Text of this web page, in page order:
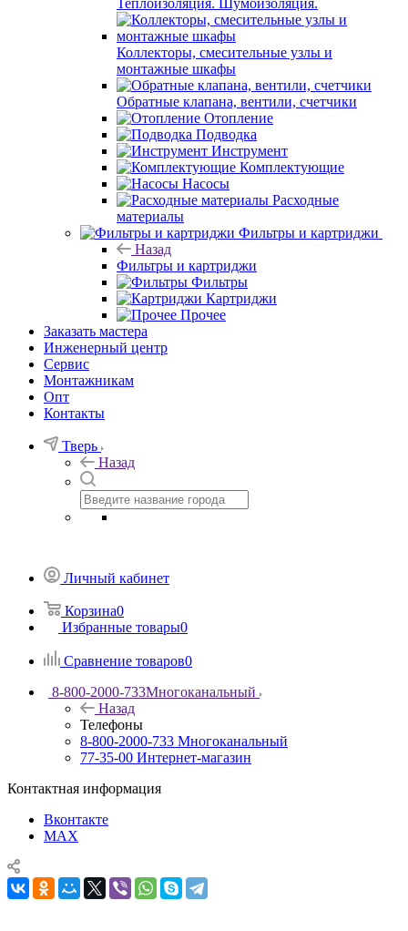
Теплоизоляция. Шумоизоляция.
Коллекторы, смесительные узлы и
монтажные шкафы
Обратные клапана, вентили, счетчики
Отопление
Подводка
Инструмент
Комплектующие
Насосы
Расходные
материалы
Фильтры и картриджи
Назад
Фильтры и картриджи
Фильтры
Картриджи
Прочее
Заказать мастера
Инженерный центр
Сервис
Монтажникам
Опт
Контакты
Тверь
Назад
Личный кабинет
Корзина0
Избранные товары0
Сравнение товаров0
8-800-2000-733Многоканальный
Назад
Телефоны
8-800-2000-733 Многоканальный
77-35-00 Интернет-магазин
Контактная информация
Вконтакте
MAX